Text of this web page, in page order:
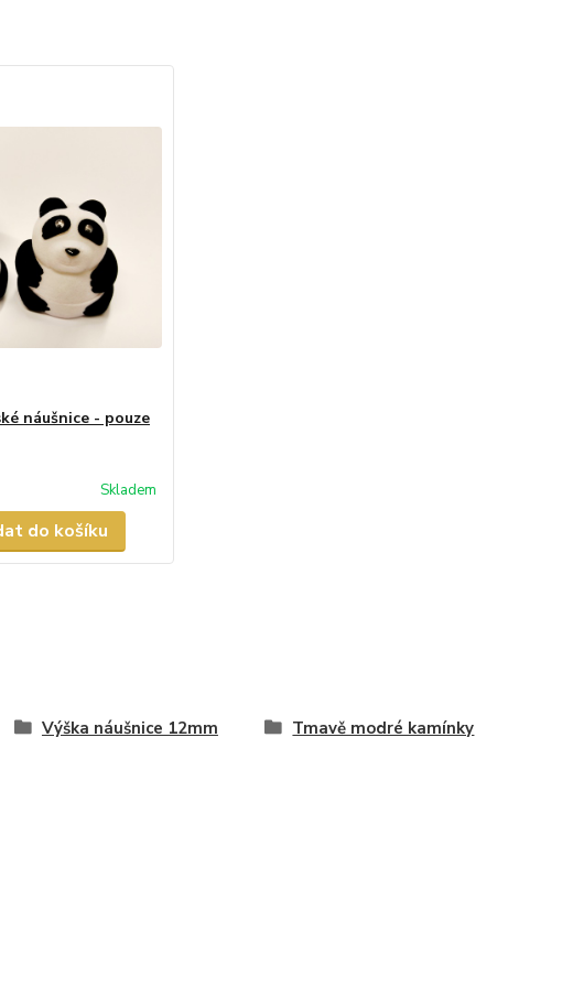
náušnice - pouze
Skladem
do košíku
Výška náušnice 12mm
Tmavě modré kamínky